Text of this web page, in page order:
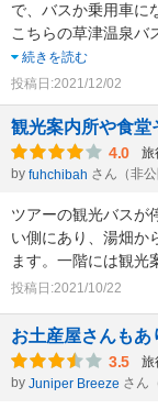
で、バスか乗用車に
こちらの草津温泉バ
続きを読む
投稿日:2021/12/02
観光案内所や食堂
4.0 旅
by fuhchibah さん（非公
ツアーの観光バスが
い側にあり、湯畑か
ます。一階には観光
投稿日:2021/10/22
お土産屋さんもあ
3.5 旅
by Juniper Breeze さん